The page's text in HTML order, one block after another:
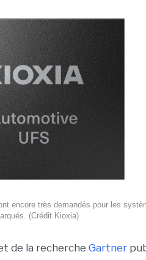
encore très demandés pour les
(Crédit Kioxia)
de la recherche Gartner